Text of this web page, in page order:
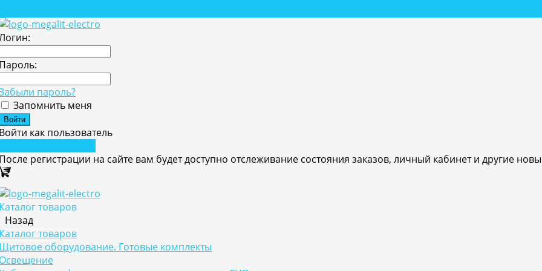
пароль?
Запомнить меня
как пользователь
регистрации на сайте вам будет доступно отслеживание состояния заказов, личный кабинет и другие
товаров
Назад
товаров
оборудование. Готовые комплекты